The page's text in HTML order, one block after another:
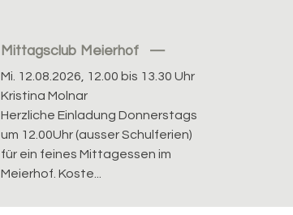
Mittagsclub Meierhof
Mi. 12.08.2026, 12.00 bis 13.30 Uhr
Kristina Molnar
Herzliche Einladung Donnerstags
um 12.00Uhr (ausser Schulferien)
für ein feines Mittagessen im
Meierhof. Koste...